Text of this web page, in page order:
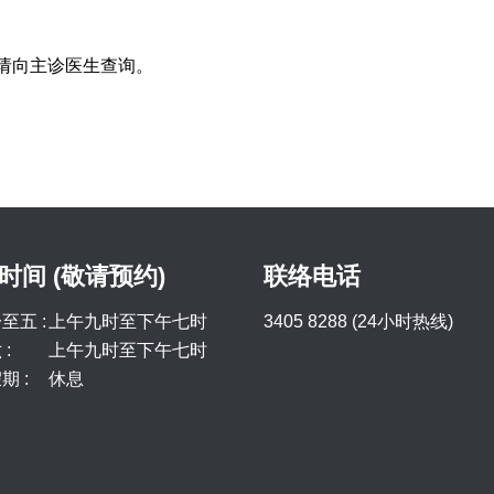
主诊医生查询。
间 (敬请预约)
五 :
上午九时至下午七时
:
上午九时至下午七时
:
休息
联络电话
3405 8288 (24小时热线)